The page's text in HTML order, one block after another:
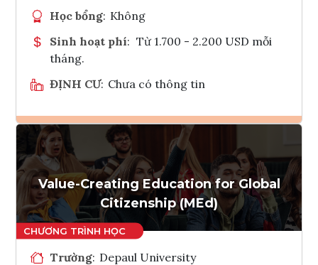
Học bổng: Không
Sinh hoạt phí: Từ 1.700 - 2.200 USD mỗi
tháng.
ĐỊNH CƯ: Chưa có thông tin
Ghi danh
Tham vấn Interlink
Value-Creating Education for Global
Citizenship (MEd)
Trường: Depaul University